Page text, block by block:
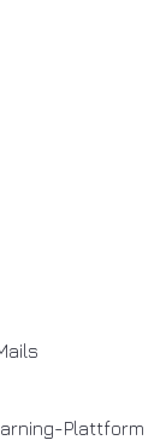
Plattform